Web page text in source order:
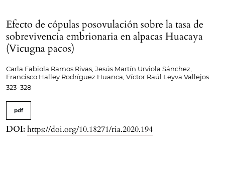
Efecto de cópulas posovulación sobre la tasa de
sobrevivencia embrionaria en alpacas Huacaya
(Vicugna pacos)
Carla Fabiola Ramos Rivas, Jesús Martín Urviola Sánchez,
Francisco Halley Rodríguez Huanca, Víctor Raúl Leyva Vallejos
323–328
pdf
DOI: https://doi.org/10.18271/ria.2020.194